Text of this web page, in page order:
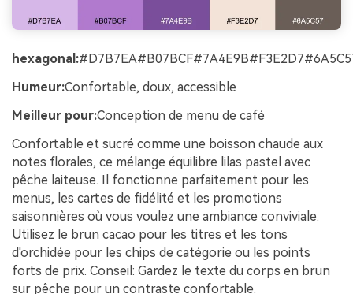
hexagonal:
Humeur:Confortable, doux, accessible
Meilleur pour:Conception de menu de café
Confortable et sucré comme une boisson chaude aux
notes florales, ce mélange équilibre lilas pastel avec
pêche laiteuse. Il fonctionne parfaitement pour les
menus, les cartes de fidélité et les promotions
saisonnières où vous voulez une ambiance conviviale.
Utilisez le brun cacao pour les titres et les tons
d'orchidée pour les chips de catégorie ou les points
forts de prix. Conseil: Gardez le texte du corps en brun
sur pêche pour un contraste confortable.